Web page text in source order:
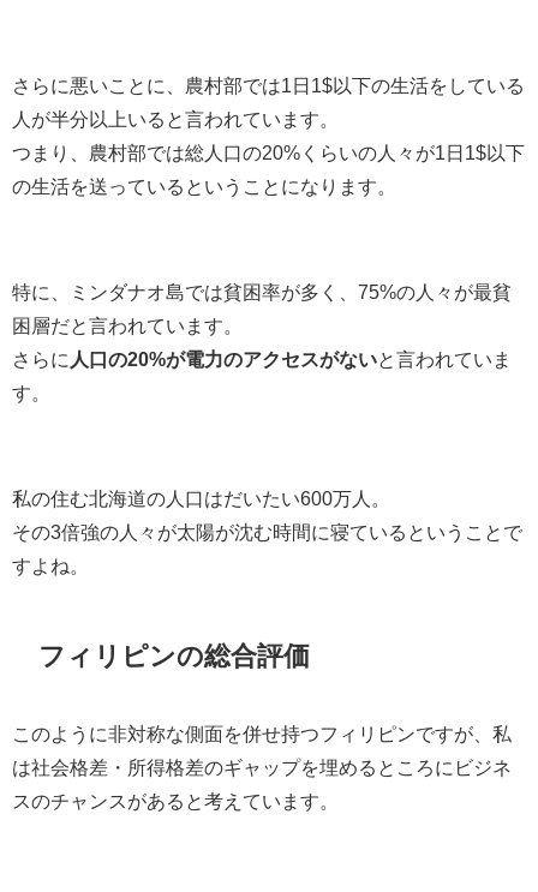
さらに悪いことに、農村部では1日1$以下の生活をしている
人が半分以上いると言われています。
つまり、農村部では総人口の20%くらいの人々が1日1$以下
の生活を送っているということになります。
特に、ミンダナオ島では貧困率が多く、75%の人々が最貧
困層だと言われています。
さらに 人口の20%が電力のアクセスがないと言われていま
す。
私の住む北海道の人口はだいたい600万人。
その3倍強の人々が太陽が沈む時間に寝ているということで
すよね。
フィリピンの総合評価
このように非対称な側面を併せ持つフィリピンですが、私
は社会格差・所得格差のギャップを埋めるところにビジネ
スのチャンスがあると考えています。